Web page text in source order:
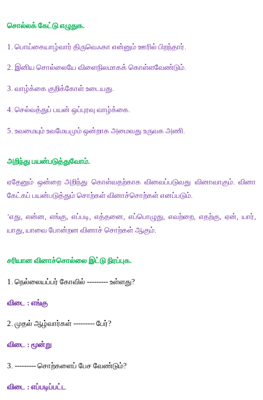
தமிழ்த்தேன்
மொழியை ஆழ்வோம்
பேசுக.
ஓர் ஊரில் செல்வன் ஒருவன் வாழ்ந்து வந்தான். அவனிடம்
மனம் நிறைவுடன் வாழ முடியவில்லை . ஒரு நாள் அந்த
ஒருவர் வந்தார். அவரிடம் செல்வந்தன் தனக்கு
வேண்டினான். துறவி மூன்று கல்லைச் செல்வந்தனைத் தூக்கத்
அவனால் ஏறமுடியவில்லை. மிகவும் கனமாக உள்ளது
போலவே ஒவ்வொரு முறையும் கூற ஒவ்வொரு கல்லாய்